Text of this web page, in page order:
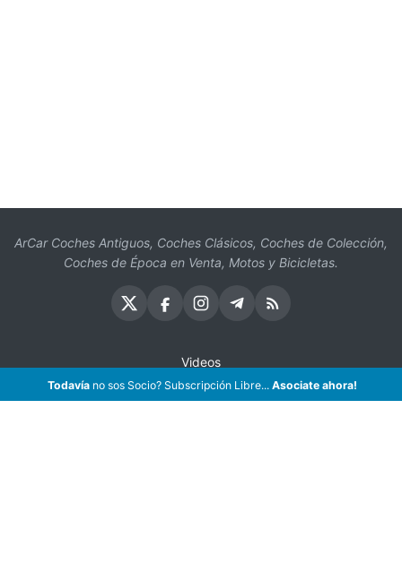
ArCar Coches Antiguos, Coches Clásicos, Coches de Colección,
Coches de Época en Venta, Motos y Bicicletas.
Videos
Oficios
Todavíano sos Socio? Subscripción Libre... Asociate ahora!